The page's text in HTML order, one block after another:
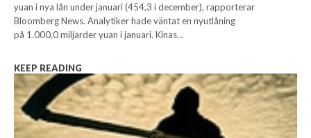
yuan i nya lån under januari (454,3 i december), rapporterar
Bloomberg News. Analytiker hade väntat en nyutlåning
på 1.000,0 miljarder yuan i januari. Kinas...
KEEP READING